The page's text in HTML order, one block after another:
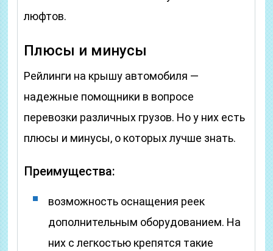
люфтов.
Плюсы и минусы
Рейлинги на крышу автомобиля —
надежные помощники в вопросе
перевозки различных грузов. Но у них есть
плюсы и минусы, о которых лучше знать.
Преимущества:
возможность оснащения реек
дополнительным оборудованием. На
них с легкостью крепятся такие